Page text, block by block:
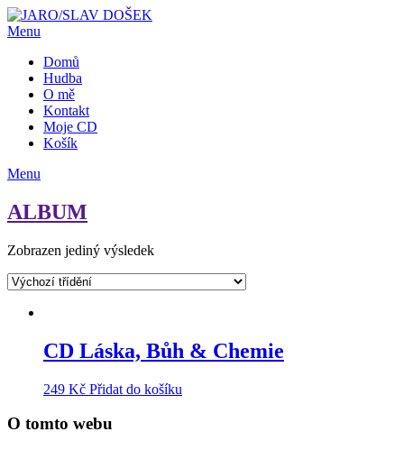
Přejdi
na
Menu
Domů
Hudba
O mě
Kontakt
Moje CD
Košík
Menu
ALBUM
Zobrazen jediný výsledek
CD Láska, Bůh & Chemie
249 Kč Přidat do košíku
O tomto webu